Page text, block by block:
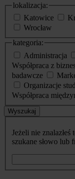
lokalizacja:
Katowice
Wrocław
kategoria:
Administracja
Współpraca z
badawcze
Organizacje
Współpraca
Wyszukaj
Jeżeli nie znalazłeś
szukane słowo lub